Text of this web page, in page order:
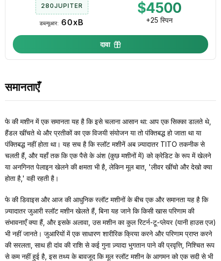
$4500
+25 स्पिन
280JUPITER
डब्ल्यूआर: 60xB
दावा
समानताएँ
फे की मशीन में एक समानता यह है कि इसे चलाना आसान था: आप एक सिक्का डालते थे,
हैंडल खींचते थे और प्रतीकों का एक विजयी संयोजन या तो पंक्तिबद्ध हो जाता था या
पंक्तिबद्ध नहीं होता था। यह सच है कि स्लॉट मशीनें अब ज़्यादातर TITO तकनीक से
चलती हैं, और यहाँ तक कि एक पैसे के अंश (कुछ मशीनों में) को क्रेडिट के रूप में खेलने
या अनगिनत पेलाइन खेलने की क्षमता भी है, लेकिन मूल बात, 'लीवर खींचो और देखो क्या
होता है,' वही रहती है।
फे की डिवाइस और आज की आधुनिक स्लॉट मशीनों के बीच एक और समानता यह है कि
ज़्यादातर जुआरी स्लॉट मशीन खेलते हैं, बिना यह जाने कि किसी खास परिणाम की
संभावनाएँ क्या हैं, और इसके अलावा, उस मशीन का कुल रिटर्न-टू-प्लेयर (यानी हाउस एज)
भी नहीं जानते। जुआरियों में एक साधारण शारीरिक क्रिया करने और परिणाम प्राप्त करने
की सरलता, साथ ही दांव की राशि से कई गुना ज़्यादा भुगतान पाने की प्रवृत्ति, निश्चित रूप
से कम नहीं हुई है, इस तथ्य के बावजूद कि मूल स्लॉट मशीन के आगमन को एक सदी से भी